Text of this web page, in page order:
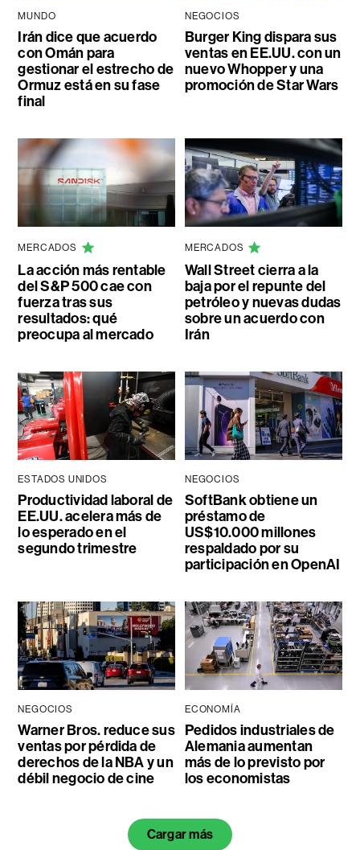
MUNDO
Irán dice que acuerdo
con Omán para
gestionar el estrecho de
Ormuz está en su fase
final
NEGOCIOS
Burger King dispara sus
ventas en EE.UU. con un
nuevo Whopper y una
promoción de Star Wars
MERCADOS
La acción más rentable
del S&P 500 cae con
fuerza tras sus
resultados: qué
preocupa al mercado
MERCADOS
Wall Street cierra a la
baja por el repunte del
petróleo y nuevas dudas
sobre un acuerdo con
Irán
ESTADOS UNIDOS
Productividad laboral de
EE.UU. acelera más de
lo esperado en el
segundo trimestre
NEGOCIOS
SoftBank obtiene un
préstamo de
US$10.000 millones
respaldado por su
participación en OpenAI
NEGOCIOS
Warner Bros. reduce sus
ventas por pérdida de
derechos de la NBA y un
débil negocio de cine
ECONOMÍA
Pedidos industriales de
Alemania aumentan
más de lo previsto por
los economistas
Cargar más